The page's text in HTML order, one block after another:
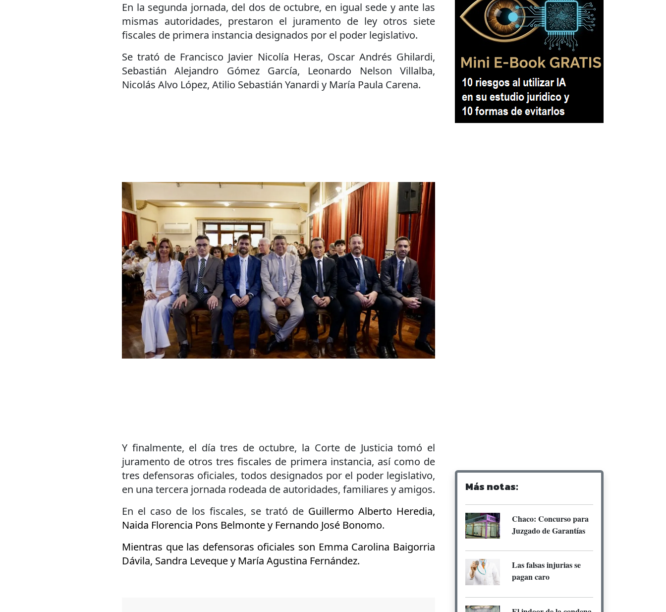
En la segunda jornada, del dos de octubre, en igual sede y ante las
mismas autoridades, prestaron el juramento de ley otros siete
fiscales de primera instancia designados por el poder legislativo.
Se trató de Francisco Javier Nicolía Heras, Oscar Andrés Ghilardi,
Sebastián Alejandro Gómez García, Leonardo Nelson Villalba,
Nicolás Alvo López, Atilio Sebastián Yanardi y María Paula Carena.
Y finalmente, el día tres de octubre, la Corte de Justicia tomó el
juramento de otros tres fiscales de primera instancia, así como de
tres defensoras oficiales, todos designados por el poder legislativo,
en una tercera jornada rodeada de autoridades, familiares y amigos.
En el caso de los fiscales, se trató de Guillermo Alberto Heredia,
Naida Florencia Pons Belmonte y Fernando José Bonomo.
Mientras que las defensoras oficiales son Emma Carolina Baigorria
Dávila, Sandra Leveque y María Agustina Fernández.
Más notas:
Chaco: Concurso para
Juzgado de Garantías
Las falsas injurias se
pagan caro